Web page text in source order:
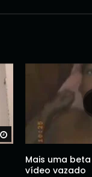
Watch Later
Mais uma
vídeo vazado